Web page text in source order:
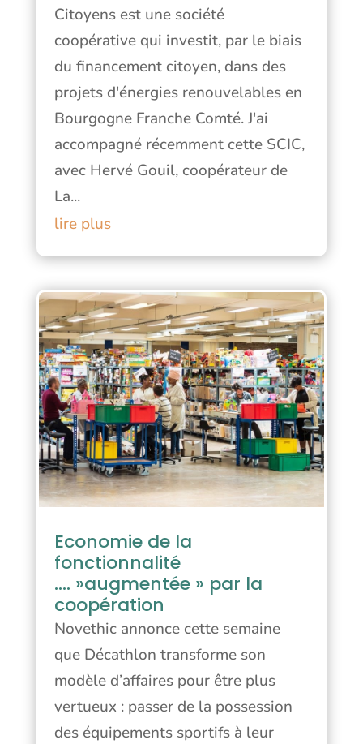
Citoyens est une société
coopérative qui investit, par le biais
du financement citoyen, dans des
projets d'énergies renouvelables en
Bourgogne Franche Comté. J'ai
accompagné récemment cette SCIC,
avec Hervé Gouil, coopérateur de
La...
lire plus
Economie de la
fonctionnalité
…. »augmentée »​ par la
coopération
Novethic annonce cette semaine
que Décathlon transforme son
modèle d’affaires pour être plus
vertueux : passer de la possession
des équipements sportifs à leur